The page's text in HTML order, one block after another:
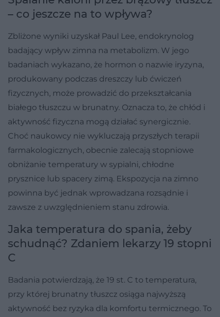
– co jeszcze na to wpływa?
Zbliżone wyniki uzyskał Paul Lee, endokrynolog
badający wpływ zimna na metabolizm. W jego
badaniach wykazano, że hormon o nazwie iryzyna,
produkowany podczas dreszczy lub ćwiczeń
fizycznych, może prowadzić do przekształcania
białego tłuszczu w brunatny. Oznacza to, że chłód i
aktywność fizyczna mogą działać synergicznie.
Choć naukowcy nie wykluczają przyszłych terapii
farmakologicznych, obecnie zalecają stopniowe
obniżanie temperatury w sypialni, chłodne
prysznice lub spacery zimą. Ekspozycja na zimno
powinna być jednak wprowadzana rozsądnie i
zawsze z uwzględnieniem stanu zdrowia.
Jaka temperatura do spania, żeby
schudnąć? Zdaniem lekarzy 19 stopni
C
Badania potwierdzają, że 19 st. C to temperatura,
przy której brunatny tłuszcz osiąga najwyższą
aktywność bez ryzyka dla komfortu termicznego. To